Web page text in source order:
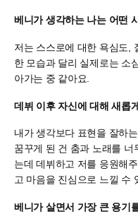
베니가 생각하는 나는 어떤
저는 스스로에 대한 욕심도,
한 모습과 달리 실제로는 소
아가는 중 같아요.
데뷔 이후 자신에 대해 새롭
내가 생각보다 표현을 잘하
꿈꾸게 된 건 춤과 노래를 너
는데 데뷔하고 저를 응원해
고 마음을 진심으로 느낄 수
베니가 살면서 가장 큰 용기